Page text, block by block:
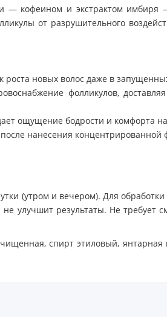
— кофеином и экстрактом имбиря
от разрушительного
новых волос даже в
фолликулов,
ощущение бодрости и комфорта
нанесения концентрированной
(утром и вечером). Для
улучшит результаты. Не требует
спирт этиловый, янтарная